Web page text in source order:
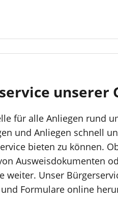
unserer
für alle Anliegen rund
und Anliegen schnell
bieten zu können.
Ausweisdokumenten
Unser
Formulare online